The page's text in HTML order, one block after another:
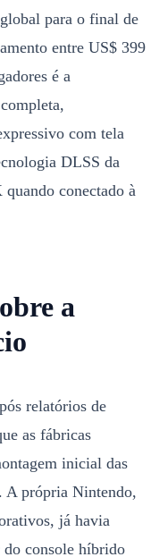
para o final de
entre US$ 399
é a
com tela
DLSS da
conectado à
a
relatórios de
as fábricas
inicial das
A própria Nintendo,
já havia
do console híbrido